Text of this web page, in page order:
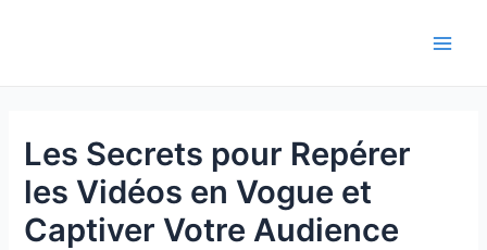
Les Secrets pour Repérer
les Vidéos en Vogue et
Captiver Votre Audience